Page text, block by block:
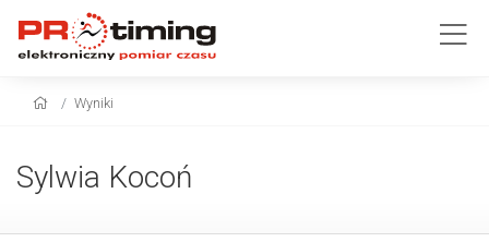
Wyniki
Sylwia Kocoń